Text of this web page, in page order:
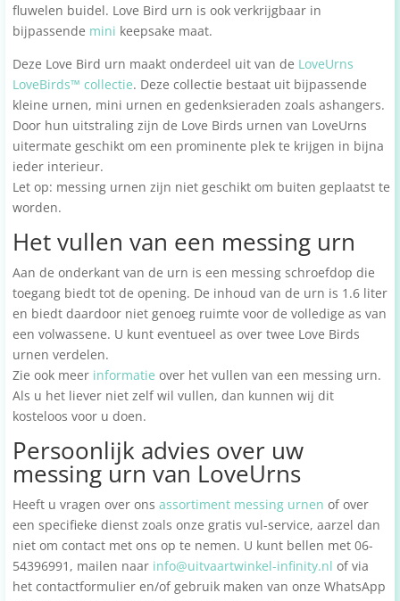
fluwelen buidel. Love Bird urn is ook verkrijgbaar in
bijpassende mini keepsake maat.
Deze Love Bird urn maakt onderdeel uit van de LoveUrns
LoveBirds™ collectie. Deze collectie bestaat uit bijpassende
kleine urnen, mini urnen en gedenksieraden zoals ashangers.
Door hun uitstraling zijn de Love Birds urnen van LoveUrns
uitermate geschikt om een prominente plek te krijgen in bijna
ieder interieur.
Let op: messing urnen zijn niet geschikt om buiten geplaatst te
worden.
Het vullen van een messing urn
Aan de onderkant van de urn is een messing schroefdop die
toegang biedt tot de opening. De inhoud van de urn is 1.6 liter
en biedt daardoor niet genoeg ruimte voor de volledige as van
een volwassene. U kunt eventueel as over twee Love Birds
urnen verdelen.
Zie ook meer informatie over het vullen van een messing urn.
Als u het liever niet zelf wil vullen, dan kunnen wij dit
kosteloos voor u doen.
Persoonlijk advies over uw
messing urn van LoveUrns
Heeft u vragen over ons assortiment messing urnen of over
een specifieke dienst zoals onze gratis vul-service, aarzel dan
niet om contact met ons op te nemen. U kunt bellen met 06-
54396991, mailen naar info@uitvaartwinkel-infinity.nl of via
het contactformulier en/of gebruik maken van onze WhatsApp